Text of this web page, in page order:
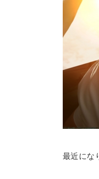
最近にな